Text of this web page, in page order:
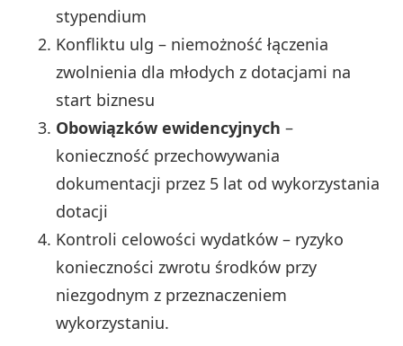
stypendium
Konfliktu ulg – niemożność łączenia
zwolnienia dla młodych z dotacjami na
start biznesu
Obowiązków ewidencyjnych –
konieczność przechowywania
dokumentacji przez 5 lat od wykorzystania
dotacji
Kontroli celowości wydatków – ryzyko
konieczności zwrotu środków przy
niezgodnym z przeznaczeniem
wykorzystaniu.